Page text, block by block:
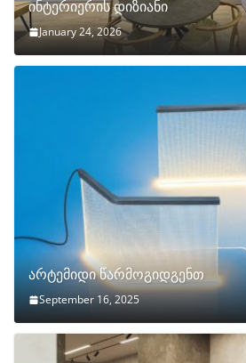
ინტერიერის დიზიანი
January 24, 2026
არტემიდი წარმოგიდგენთ
September 16, 2025